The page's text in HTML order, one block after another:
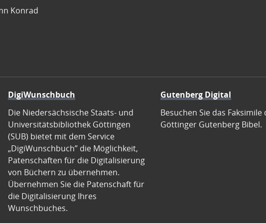
Konrad
DigiWunschbuch
Die Niedersächsische Staats- und
Universitätsbibliothek Göttingen
(SUB) bietet mit dem Service
„DigiWunschbuch” die Möglichkeit,
Patenschaften für die Digitalisierung
von Büchern zu übernehmen.
Übernehmen Sie die Patenschaft für
die Digitalisierung Ihres
Wunschbuches.
Gutenberg Digital
Besuchen Sie das Faksimile
Göttinger Gutenberg Bibel.